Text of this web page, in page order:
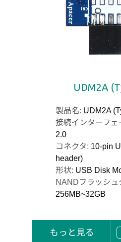
UDM2A
製品名: UDM2A
接続インターフェ
2.0
コネクタ: 10-pin
header)
形状: USB Disk
NANDフラッシュ
256MB~32GB
もっと見る